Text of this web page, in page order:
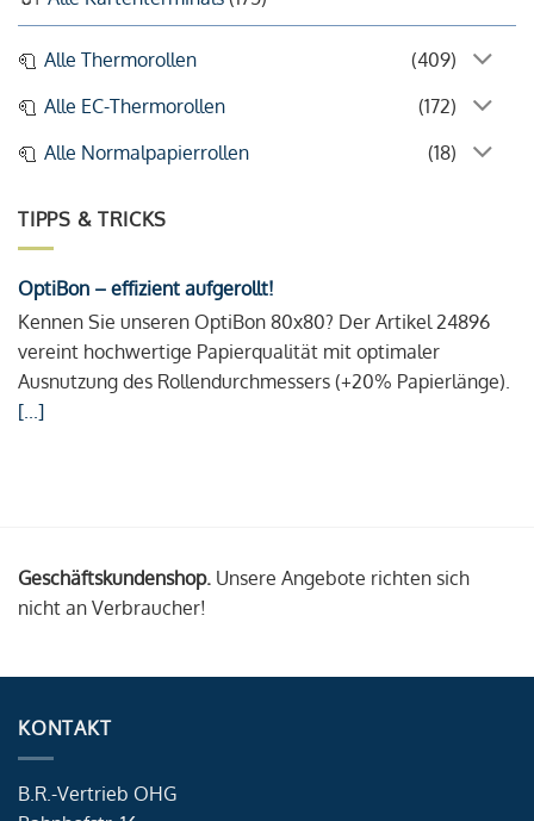
Alle Thermorollen
(409)
Alle EC-Thermorollen
(172)
Alle Normalpapierrollen
(18)
TIPPS & TRICKS
OptiBon – effizient aufgerollt!
Kennen Sie unseren OptiBon 80x80? Der Artikel 24896
vereint hochwertige Papierqualität mit optimaler
Ausnutzung des Rollendurchmessers (+20% Papierlänge).
[...]
Geschäftskundenshop. Unsere Angebote richten sich
nicht an Verbraucher!
KONTAKT
B.R.-Vertrieb OHG